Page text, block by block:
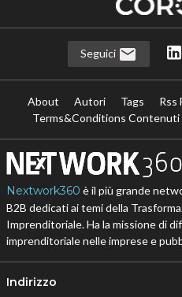
Seguici
About Autori Tags Rss
Terms&Conditions Contenuti
Nextwork360 è il più grande
B2B dedicati ai temi della
Imprenditoriale. Ha la missione di
imprenditoriale nelle imprese e
Indirizzo